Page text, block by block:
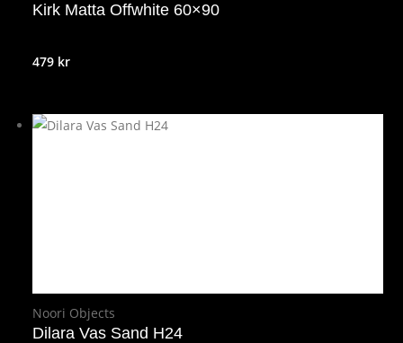
Kirk Matta Offwhite 60×90
479 kr
Noori Objects
Dilara Vas Sand H24